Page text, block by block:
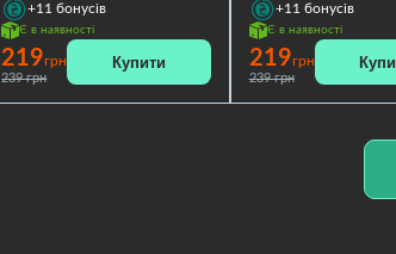
+11 бонусів
Є в наявності
219грн
239 грн
Купити
+11 бонусів
Є в наявності
219грн
239 грн